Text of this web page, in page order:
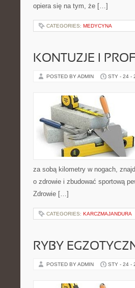
opiera się na tym, że […]
CATEGORIES: MEDYCYNA
KONTUZJE I
POSTED BY ADMIN STY - 24 -
za sobą kilometry w nogach,
o zdrowie i zbudować sportową
Zdrowie […]
CATEGORIES: KARCZMAJANDURA
RYBY
POSTED BY ADMIN STY - 24 -